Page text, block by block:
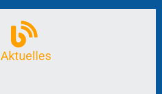
Aktuelles